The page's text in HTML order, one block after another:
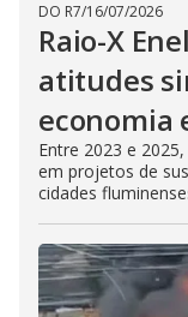
DO R7/16/07/2026
Raio-X
atitudes
economia
Entre 2023 e
em projetos de
cidades